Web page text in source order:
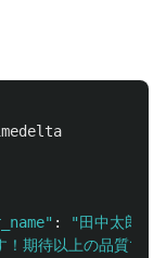
" : " 田中太郎
！期待以上の品質で